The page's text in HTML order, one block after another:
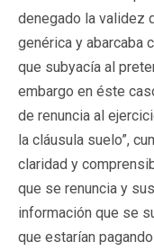
denegado la validez
genérica y abarcaba
que subyacía al
embargo en éste
de renuncia al
la cláusula suelo”,
claridad y
que se renuncia y
información que se
que estarían